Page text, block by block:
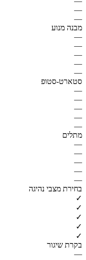
—
—
מבנה מנוע
—
—
—
—
—
סטארט-סטופ
—
—
—
—
—
מתלים
—
—
—
—
—
בחירת מצבי נהיגה
✓
✓
✓
✓
✓
בקרת שיגור
—